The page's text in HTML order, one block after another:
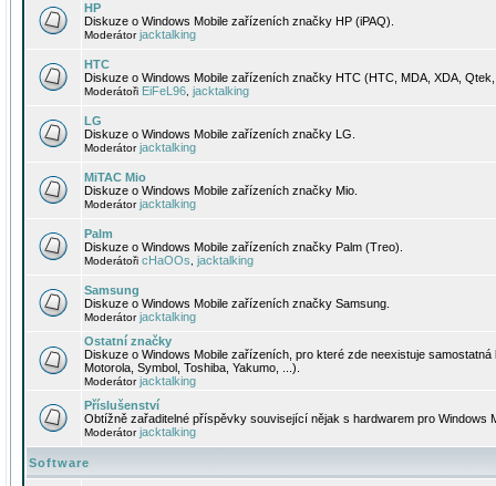
HP
Diskuze o Windows Mobile zařízeních značky HP (iPAQ).
Moderátorjacktalking
HTC
Diskuze o Windows Mobile zařízeních značky HTC (HTC, MDA, XDA,
Moderátoři EiFeL96 jacktalking
LG
Diskuze o Windows Mobile zařízeních značky LG.
Moderátorjacktalking
MiTAC Mio
Diskuze o Windows Mobile zařízeních značky Mio.
Moderátorjacktalking
Palm
Diskuze o Windows Mobile zařízeních značky Palm (Treo).
Moderátoři cHaOOs jacktalking
Samsung
Diskuze o Windows Mobile zařízeních značky Samsung.
Moderátorjacktalking
Ostatní značky
Diskuze o Windows Mobile zařízeních, pro které zde neexistuje
Motorola, Symbol, Toshiba, Yakumo, ...).
Moderátorjacktalking
Příslušenství
Obtížně zařaditelné příspěvky související nějak s hardwarem pro Windows
Moderátorjacktalking
Software